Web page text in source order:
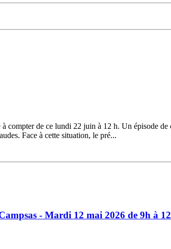
compter de ce lundi 22 juin à 12 h. Un épisode
Face à cette situation, le pré...
- Mardi 12 mai 2026 de 9h à